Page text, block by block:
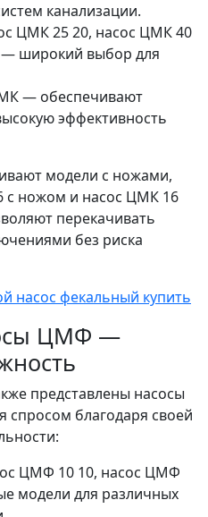
канализации.
ЦМК 25 20, насос ЦМК 40
широкий выбор для
— обеспечивают
эффективность
модели с ножами,
с ножом и насос ЦМК 16
перекачивать
без риска
ЦМФ —
представлены насосы
благодаря своей
ЦМФ 10 10, насос ЦМФ
модели для различных